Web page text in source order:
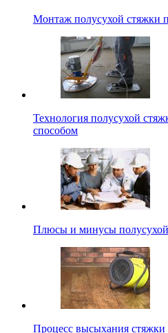
Монтаж полусухой стяжки
Технология полусухой
способом
Плюсы и минусы
Процесс высыхания